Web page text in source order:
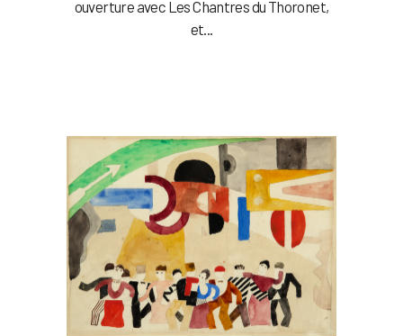
ouverture avec Les Chantres du Thoronet,
et...